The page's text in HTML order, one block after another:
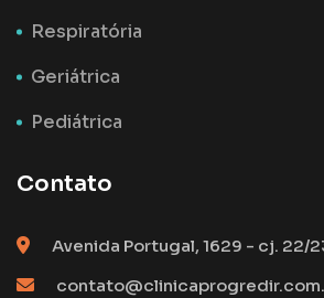
Respiratória
Geriátrica
Pediátrica
Contato
Avenida Portugal, 1629 - cj. 22/